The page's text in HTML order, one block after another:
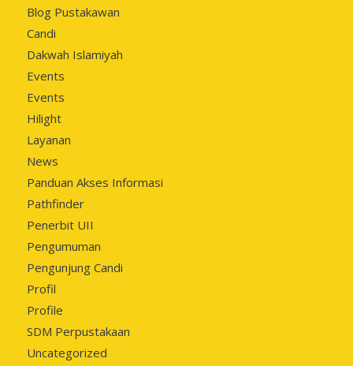
Blog Pustakawan
Candi
Dakwah Islamiyah
Events
Events
Hilight
Layanan
News
Panduan Akses Informasi
Pathfinder
Penerbit UII
Pengumuman
Pengunjung Candi
Profil
Profile
SDM Perpustakaan
Uncategorized